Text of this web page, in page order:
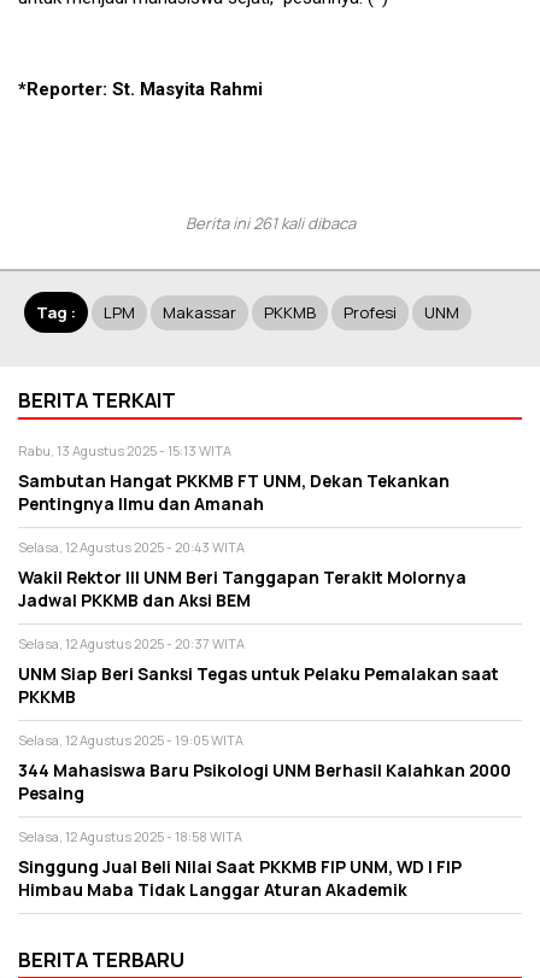
*Reporter: St. Masyita Rahmi
Berita ini 261 kali dibaca
Tag : LPM Makassar PKKMB Profesi UNM
BERITA TERKAIT
Rabu, 13 Agustus 2025 - 15:13 WITA
Sambutan Hangat PKKMB FT UNM, Dekan Tekankan
Pentingnya Ilmu dan Amanah
Selasa, 12 Agustus 2025 - 20:43 WITA
Wakil Rektor III UNM Beri Tanggapan Terakit Molornya
Jadwal PKKMB dan Aksi BEM
Selasa, 12 Agustus 2025 - 20:37 WITA
UNM Siap Beri Sanksi Tegas untuk Pelaku Pemalakan saat
PKKMB
Selasa, 12 Agustus 2025 - 19:05 WITA
344 Mahasiswa Baru Psikologi UNM Berhasil Kalahkan 2000
Pesaing
Selasa, 12 Agustus 2025 - 18:58 WITA
Singgung Jual Beli Nilai Saat PKKMB FIP UNM, WD I FIP
Himbau Maba Tidak Langgar Aturan Akademik
BERITA TERBARU